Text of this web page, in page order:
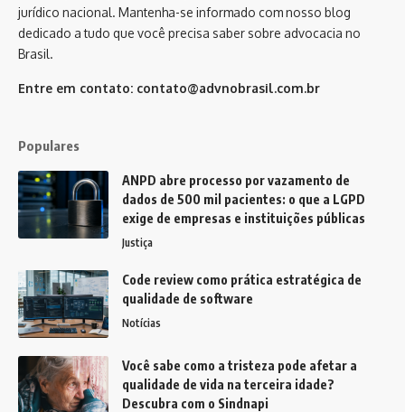
jurídico nacional. Mantenha-se informado com nosso blog
dedicado a tudo que você precisa saber sobre advocacia no
Brasil.
Entre em contato: contato@advnobrasil.com.br
Populares
ANPD abre processo por vazamento de
dados de 500 mil pacientes: o que a LGPD
exige de empresas e instituições públicas
Justiça
Code review como prática estratégica de
qualidade de software
Notícias
Você sabe como a tristeza pode afetar a
qualidade de vida na terceira idade?
Descubra com o Sindnapi